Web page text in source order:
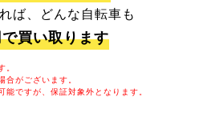
ば、どんな自転車も
買い取ります
。
がございます。
ですが、保証対象外となります。